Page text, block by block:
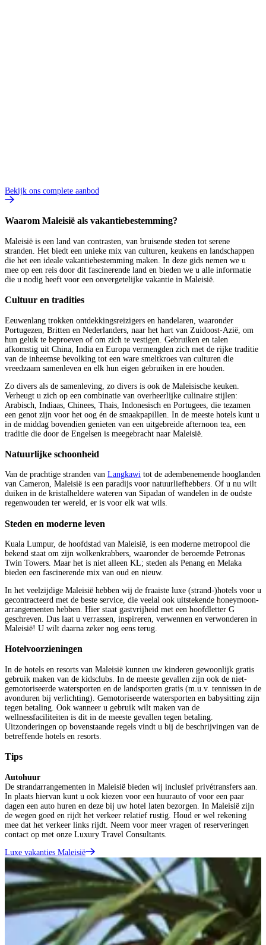
Bekijk ons complete aanbod
Waarom Maleisië als vakantiebestemming?
Maleisië is een land van contrasten, van bruisende steden tot serene
stranden. Het biedt een unieke mix van culturen, keukens en landschappen
die het een ideale vakantiebestemming maken. In deze gids nemen we u
mee op een reis door dit fascinerende land en bieden we u alle informatie
die u nodig heeft voor een onvergetelijke vakantie in Maleisië.
Cultuur en tradities
Eeuwenlang trokken ontdekkingsreizigers en handelaren, waaronder
Portugezen, Britten en Nederlanders, naar het hart van Zuidoost-Azië, om
hun geluk te beproeven of om zich te vestigen. Gebruiken en talen
afkomstig uit China, India en Europa vermengden zich met de rijke traditie
van de inheemse bevolking tot een ware smeltkroes van culturen die
vreedzaam samenleven en elk hun eigen gebruiken in ere houden.
Zo divers als de samenleving, zo divers is ook de Maleisische keuken.
Verheugt u zich op een combinatie van overheerlijke culinaire stijlen:
Arabisch, Indiaas, Chinees, Thais, Indonesisch en Portugees, die tezamen
een genot zijn voor het oog én de smaakpapillen. In de meeste hotels kunt u
in de middag bovendien genieten van een uitgebreide afternoon tea, een
traditie die door de Engelsen is meegebracht naar Maleisië.
Natuurlijke schoonheid
Van de prachtige stranden van Langkawi tot de adembenemende hooglanden
van Cameron, Maleisië is een paradijs voor natuurliefhebbers. Of u nu wilt
duiken in de kristalheldere wateren van Sipadan of wandelen in de oudste
regenwouden ter wereld, er is voor elk wat wils.
Steden en moderne leven
Kuala Lumpur, de hoofdstad van Maleisië, is een moderne metropool die
bekend staat om zijn wolkenkrabbers, waaronder de beroemde Petronas
Twin Towers. Maar het is niet alleen KL; steden als Penang en Melaka
bieden een fascinerende mix van oud en nieuw.
In het veelzijdige Maleisië hebben wij de fraaiste luxe (strand-)hotels voor u
gecontracteerd met de beste service, die veelal ook uitstekende honeymoon-
arrangementen hebben. Hier staat gastvrijheid met een hoofdletter G
geschreven. Dus laat u verrassen, inspireren, verwennen en verwonderen in
Maleisië! U wilt daarna zeker nog eens terug.
Hotelvoorzieningen
In de hotels en resorts van Maleisië kunnen uw kinderen gewoonlijk gratis
gebruik maken van de kidsclubs. In de meeste gevallen zijn ook de niet-
gemotoriseerde watersporten en de landsporten gratis (m.u.v. tennissen in de
avonduren bij verlichting). Gemotoriseerde watersporten en babysitting zijn
tegen betaling. Ook wanneer u gebruik wilt maken van de
wellnessfaciliteiten is dit in de meeste gevallen tegen betaling.
Uitzonderingen op bovenstaande regels vindt u bij de beschrijvingen van de
betreffende hotels en resorts.
Tips
Autohuur
De strandarrangementen in Maleisië bieden wij inclusief privétransfers aan.
In plaats hiervan kunt u ook kiezen voor een huurauto of voor een paar
dagen een auto huren en deze bij uw hotel laten bezorgen. In Maleisië zijn
de wegen goed en rijdt het verkeer relatief rustig. Houd er wel rekening
mee dat het verkeer links rijdt. Neem voor meer vragen of reserveringen
contact op met onze Luxury Travel Consultants.
Luxe vakanties Maleisië